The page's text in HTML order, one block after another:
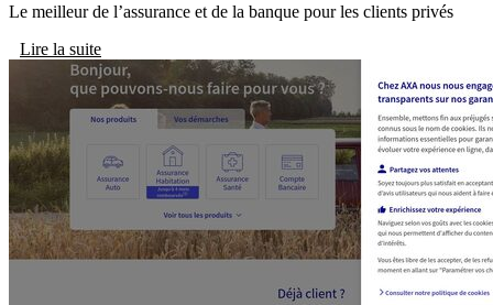
Le meilleur de lʼassurance et de la banque pour les clients privés
Lire la suite